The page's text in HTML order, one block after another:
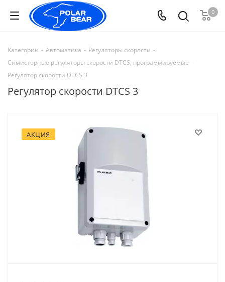
0
Категории - Автоматика - Регуляторы скорости -
Симисторные регуляторы скорости DTCS, программируемые -
Регулятор скорости DTCS 3
Регулятор скорости DTCS 3
АКЦИЯ